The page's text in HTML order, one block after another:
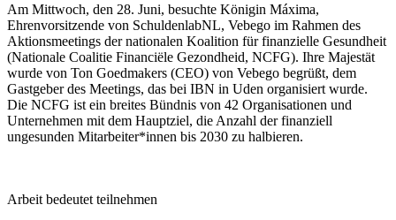
Am Mittwoch, den 28. Juni, besuchte Königin Máxima,
Ehrenvorsitzende von SchuldenlabNL, Vebego im Rahmen des
Aktionsmeetings der nationalen Koalition für finanzielle Gesundheit
(Nationale Coalitie Financiële Gezondheid, NCFG). Ihre Majestät
wurde von Ton Goedmakers (CEO) von Vebego begrüßt, dem
Gastgeber des Meetings, das bei IBN in Uden organisiert wurde.
Die NCFG ist ein breites Bündnis von 42 Organisationen und
Unternehmen mit dem Hauptziel, die Anzahl der finanziell
ungesunden Mitarbeiter*innen bis 2030 zu halbieren.
Arbeit bedeutet teilnehmen